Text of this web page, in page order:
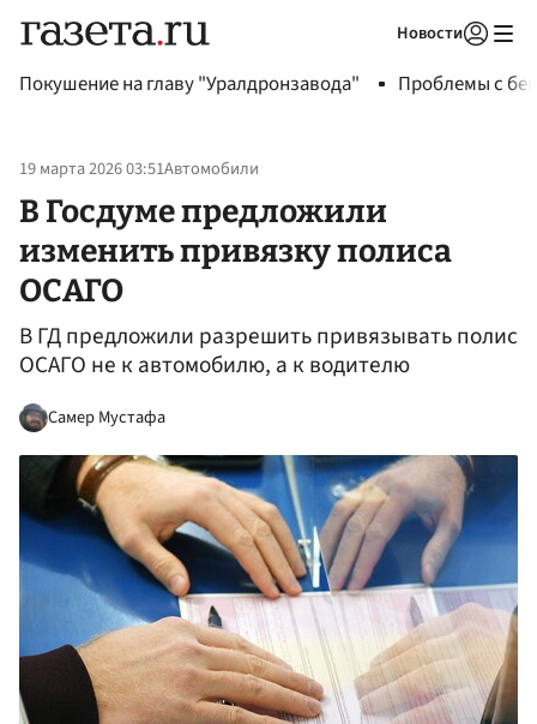
Новости
Покушение на главу "Уралдронзавода" Проблемы с
19 марта 2026 03:51Автомобили
В Госдуме предложили
изменить привязку полиса
ОСАГО
В ГД предложили разрешить привязывать полис
ОСАГО не к автомобилю, а к водителю
Самер Мустафа